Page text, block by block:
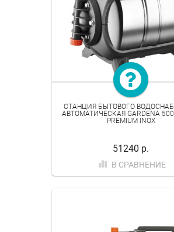
СТАНЦИЯ БЫТОВОГО
АВТОМАТИЧЕСКАЯ GARDENA
PREMIUM INOX
51240 р.
В СРАВНЕНИЕ